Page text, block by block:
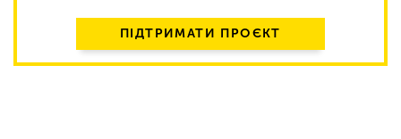
ПІДТРИМАТИ ПРОЄКТ